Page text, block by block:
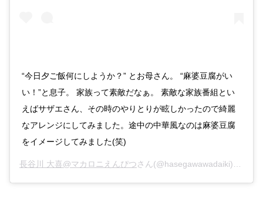
“今日夕ご飯何にしようか？” とお母さん。 “麻婆豆腐がい
い！”と息子。 家族って素敵だなぁ。 素敵な家族番組とい
えばサザエさん、その時のやりとりが眩しかったので綺麗
なアレンジにしてみました。途中の中華風なのは麻婆豆腐
をイメージしてみました(笑)
長谷川 大喜@マカロニえんぴつさん(@hasegawawadaiki)がシェアした投稿 –